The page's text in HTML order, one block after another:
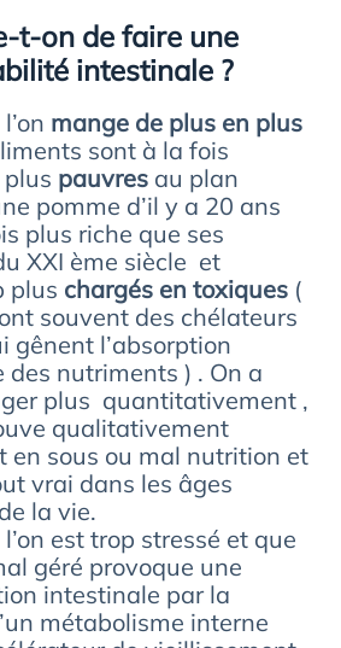
t-on de faire une
intestinale ?
mange de plus en plus
sont à la fois
pauvres au plan
pomme d’il y a 20 ans
plus riche que ses
XXI ème siècle et
plus chargés en toxiques (
souvent des chélateurs
gênent l’absorption
des nutriments ) . On a
plus quantitativement ,
qualitativement
en sous ou mal nutrition et
vrai dans les âges
la vie.
est trop stressé et que
géré provoque une
intestinale par la
métabolisme interne